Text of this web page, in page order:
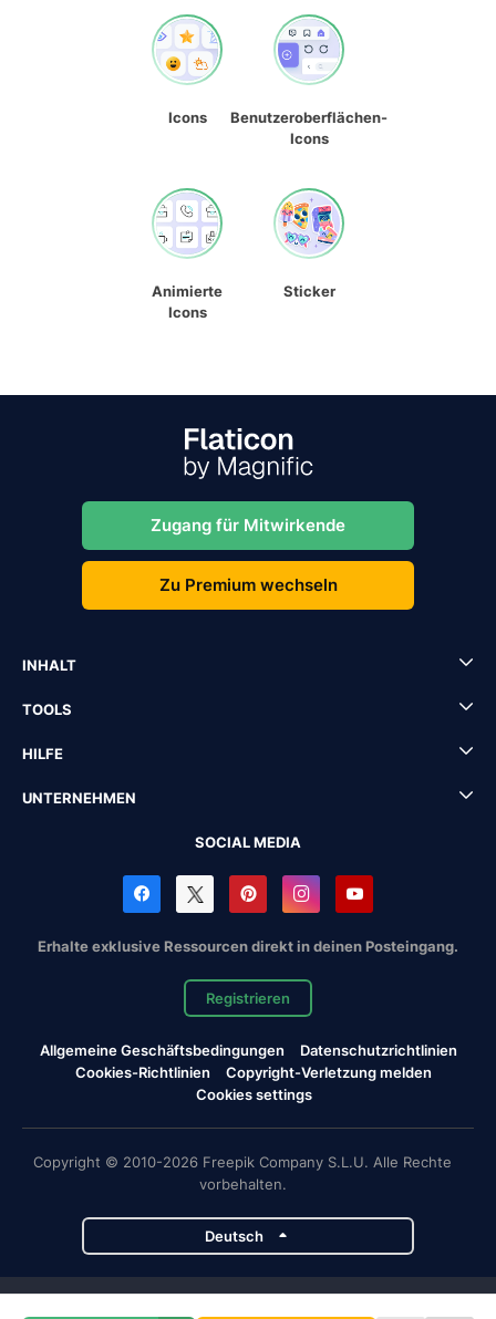
Icons
Benutzeroberflächen-
Icons
Animierte
Icons
Sticker
Zugang für Mitwirkende
Zu Premium wechseln
INHALT
TOOLS
HILFE
UNTERNEHMEN
SOCIAL MEDIA
Erhalte exklusive Ressourcen direkt in deinen Posteingang.
Registrieren
Allgemeine Geschäftsbedingungen
Datenschutzrichtlinien
Cookies-Richtlinien
Copyright-Verletzung melden
Cookies settings
Copyright © 2010-2026 Freepik Company S.L.U. Alle Rechte
vorbehalten.
Deutsch